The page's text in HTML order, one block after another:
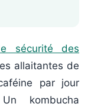
sécurité des
allaitantes de
par jour
kombucha